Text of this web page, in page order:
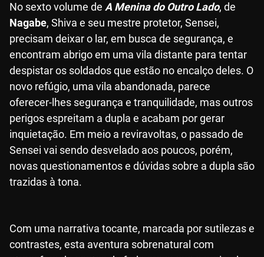
No sexto volume de A Menina do Outro Lado, de
Nagabe, Shiva e seu mestre protetor, Sensei,
precisam deixar o lar, em busca de segurança, e
encontram abrigo em uma vila distante para tentar
despistar os soldados que estão no encalço deles. O
novo refúgio, uma vila abandonada, parece
oferecer-lhes segurança e tranquilidade, mas outros
perigos espreitam a dupla e acabam por gerar
inquietação. Em meio a reviravoltas, o passado de
Sensei vai sendo desvelado aos poucos, porém,
novas questionamentos e dúvidas sobre a dupla são
trazidas à tona.
Com uma narrativa tocante, marcada por sutilezas e
contrastes, esta aventura sobrenatural com